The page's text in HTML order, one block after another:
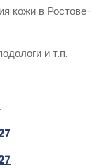
кожи в Ростове-
и т.п.